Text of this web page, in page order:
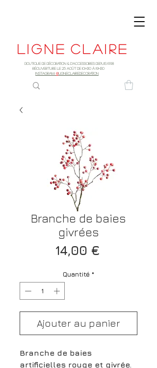
Ligne claire
Boutique de décoration & d'accessoires depuis 1998
RÉOUVERTURE LE 25 AOûT DE 10h30 à 19H30
INSTAGRAM: @LIGNECLAIREDECORATION
Branche de baies
givrées
14,00 €Prix
Quantité *
Ajouter au panier
Branche de baies
artificielles rouge et givrée.